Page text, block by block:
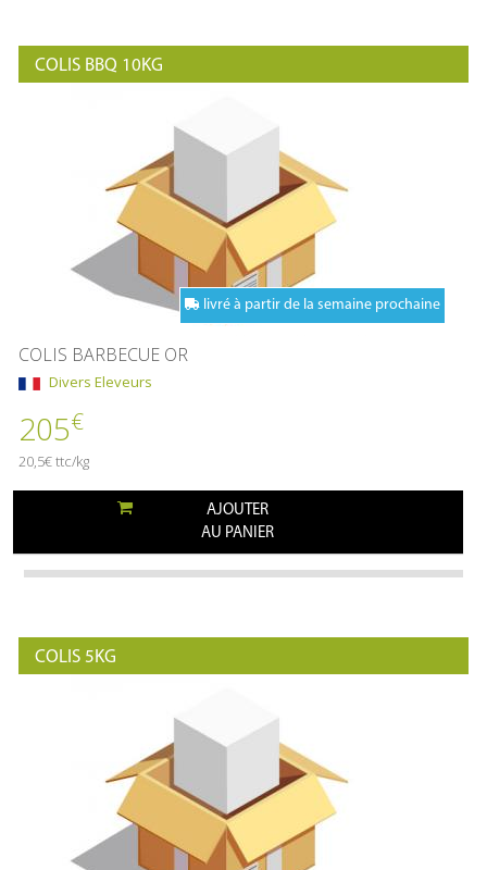
COLIS BBQ 10KG
livré à partir de la semaine prochaine
COLIS BARBECUE OR
Divers Eleveurs
205€
20,5€ ttc/kg
AJOUTER
AU PANIER
COLIS 5KG